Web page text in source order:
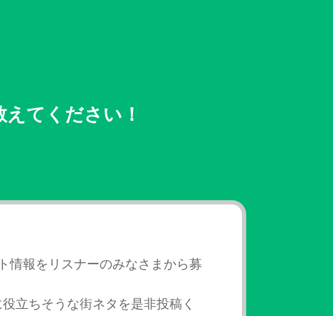
てください！
情報をリスナーのみなさまから募
立ちそうな街ネタを是非投稿く